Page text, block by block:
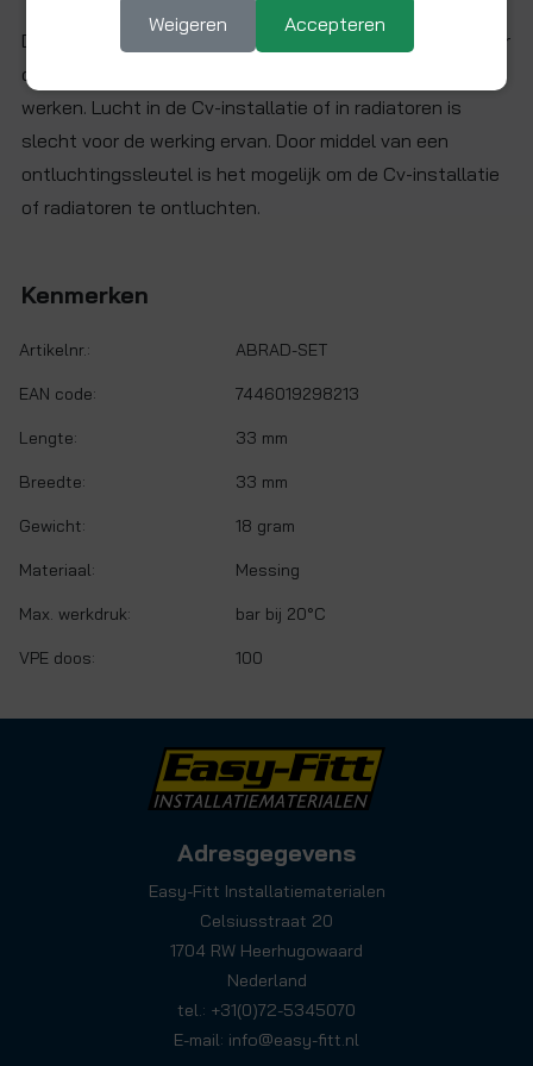
De Easy-Fitt.nl ontluchtingssleutel messing zorgt ervoor
dat de Cv-installatie of radiatoren constant optimaal
werken. Lucht in de Cv-installatie of in radiatoren is
slecht voor de werking ervan. Door middel van een
ontluchtingssleutel is het mogelijk om de Cv-installatie
of radiatoren te ontluchten.
Kenmerken
Artikelnr.: ABRAD-SET
EAN code: 7446019298213
Lengte: 33 mm
Breedte: 33 mm
Gewicht: 18 gram
Materiaal: Messing
Max. werkdruk: bar bij 20°C
VPE doos: 100
Adresgegevens
Easy-Fitt Installatiematerialen
Celsiusstraat 20
1704 RW Heerhugowaard
Nederland
tel.: +31(0)72-5345070
E-mail: info@easy-fitt.nl
Weigeren Accepteren